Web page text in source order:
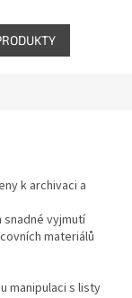
k archivaci a
snadné vyjmutí
materiálů
manipulaci s listy